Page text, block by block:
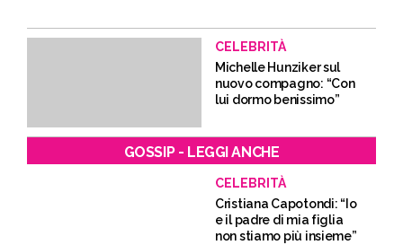
CELEBRITÀ
Michelle Hunziker sul
nuovo compagno: “Con
lui dormo benissimo”
GOSSIP - LEGGI ANCHE
CELEBRITÀ
Cristiana Capotondi: “Io
e il padre di mia figlia
non stiamo più insieme”